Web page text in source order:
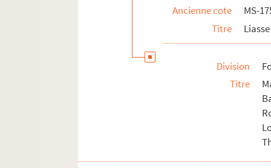
Ancienne cote
MS-
Titre
Division
Titre